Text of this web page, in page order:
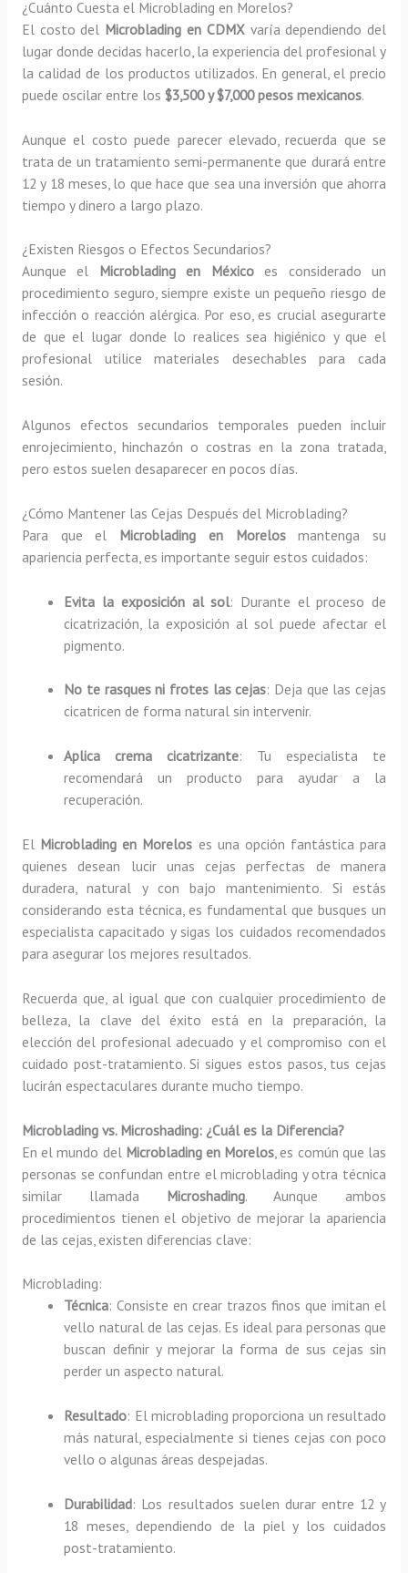
¿Cuánto Cuesta el Microblading en Morelos?
El costo del Microblading en CDMXvaría dependiendo del
lugar donde decidas hacerlo, la experiencia del profesional y
la calidad de los productos utilizados. En general, el precio
puede oscilar entre los $3,500 y $7,000 pesos mexicanos.
Aunque el costo puede parecer elevado, recuerda que se
trata de un tratamiento semi-permanente que durará entre
12 y 18 meses, lo que hace que sea una inversión que ahorra
tiempo y dinero a largo plazo.
¿Existen Riesgos o Efectos Secundarios?
Aunque el Microblading en Méxicoes considerado un
procedimiento seguro, siempre existe un pequeño riesgo de
infección o reacción alérgica. Por eso, es crucial asegurarte
de que el lugar donde lo realices sea higiénico y que el
profesional utilice materiales desechables para cada
sesión.
Algunos efectos secundarios temporales pueden incluir
enrojecimiento, hinchazón o costras en la zona tratada,
pero estos suelen desaparecer en pocos días.
¿Cómo Mantener las Cejas Después del Microblading?
Para que el Microblading en Morelosmantenga su
apariencia perfecta, es importante seguir estos cuidados:
Evita la exposición al sol: Durante el proceso de
cicatrización, la exposición al sol puede afectar el
pigmento.
No te rasques ni frotes las cejas: Deja que las cejas
cicatricen de forma natural sin intervenir.
Aplica crema cicatrizante: Tu especialista te
recomendará un producto para ayudar a la
recuperación.
El Microblading en Morelos es una opción fantástica para
quienes desean lucir unas cejas perfectas de manera
duradera, natural y con bajo mantenimiento. Si estás
considerando esta técnica, es fundamental que busques un
especialista capacitado y sigas los cuidados recomendados
para asegurar los mejores resultados.
Recuerda que, al igual que con cualquier procedimiento de
belleza, la clave del éxito está en la preparación, la
elección del profesional adecuado y el compromiso con el
cuidado post-tratamiento. Si sigues estos pasos, tus cejas
lucirán espectaculares durante mucho tiempo.
Microblading vs. Microshading: ¿Cuál es la Diferencia?
En el mundo del Microblading en Morelos , es común que las
personas se confundan entre el microblading y otra técnica
similar llamada Microshading. Aunque ambos
procedimientos tienen el objetivo de mejorar la apariencia
de las cejas, existen diferencias clave:
Microblading:
Técnica: Consiste en crear trazos finos que imitan el
vello natural de las cejas. Es ideal para personas que
buscan definir y mejorar la forma de sus cejas sin
perder un aspecto natural.
Resultado: El microblading proporciona un resultado
más natural, especialmente si tienes cejas con poco
vello o algunas áreas despejadas.
Durabilidad: Los resultados suelen durar entre 12 y
18 meses, dependiendo de la piel y los cuidados
post-tratamiento.